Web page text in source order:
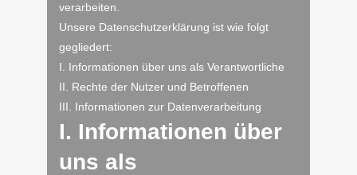
verarbeiten.
Unsere Datenschutzerklärung ist wie folgt
gegliedert:
I. Informationen über uns als Verantwortliche
II. Rechte der Nutzer und Betroffenen
III. Informationen zur Datenverarbeitung
I. Informationen über
uns als